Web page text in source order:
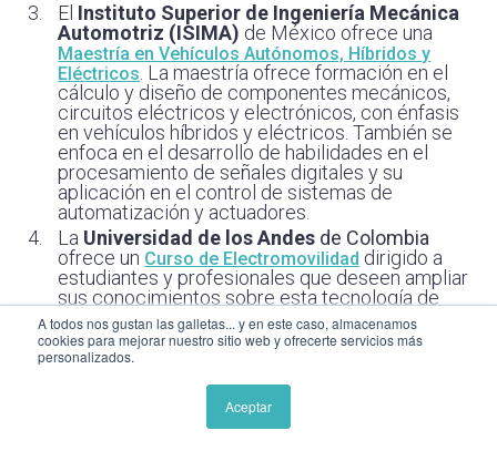
A todos nos gustan las galletas... y en este caso, almacenamos
cookies para mejorar nuestro sitio web y ofrecerte servicios más
personalizados.
Aceptar
El Instituto Superior de Ingeniería Mecánica
Automotriz (ISIMA) de México ofrece una
Maestría en Vehículos Autónomos, Híbridos y
Eléctricos . La maestría ofrece formación en el
cálculo y diseño de componentes mecánicos,
circuitos eléctricos y electrónicos, con énfasis
en vehículos híbridos y eléctricos. También se
enfoca en el desarrollo de habilidades en el
procesamiento de señales digitales y su
aplicación en el control de sistemas de
automatización y actuadores.
La Universidad de los Andes de Colombia
ofrece un Curso de Electromovilidad dirigido a
estudiantes y profesionales que deseen ampliar
sus conocimientos sobre esta tecnología de
vanguardia. El curso tiene como objetivo
desarrollar habilidades en el diseño, adquisición,
mantenimiento y operación de vehículos
hasta el transporte colectivo